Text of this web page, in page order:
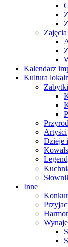
Kalendarz
Kultura
Zabytki
Artyści
Dzieje
Inne